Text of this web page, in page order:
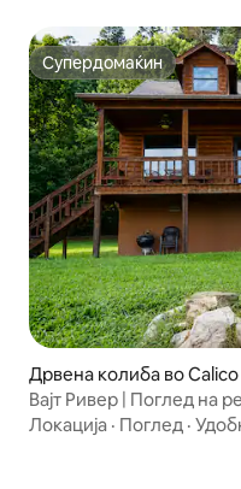
Супердомаќин
Супердомаќин
Дрвена колиба во
Вајт Ривер | Поглед на
Локација · Поглед ·